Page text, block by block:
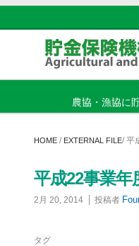
農協・漁協に
HOME / EXTERNAL FILE/平
平成22事業年
2月 20, 2014 投稿者
タグ